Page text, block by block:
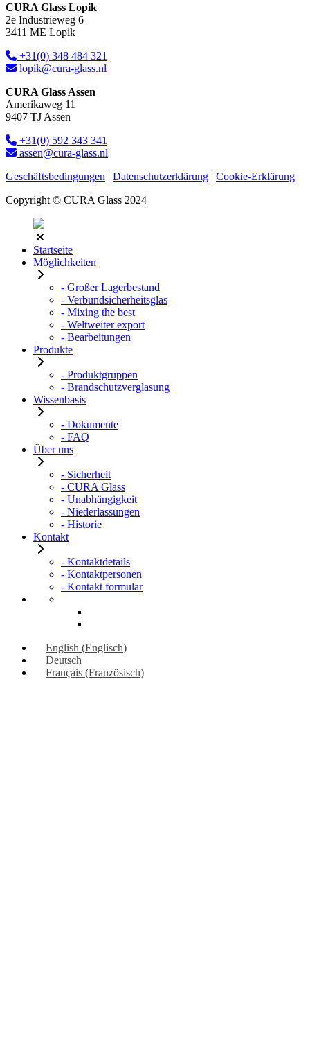
CURA Glass Lopik
2e Industrieweg 6
3411 ME Lopik
+31(0) 348 484 321
lopik@cura-glass.nl
CURA Glass Assen
Amerikaweg 11
9407 TJ Assen
+31(0) 592 343 341
assen@cura-glass.nl
Geschäftsbedingungen | Datenschutzerklärung | Cookie-Erklärung
Copyright © CURA Glass 2024
Startseite
Möglichkeiten
- Großer Lagerbestand
- Verbundsicherheitsglas
- Mixing the best
- Weltweiter export
- Bearbeitungen
Produkte
- Produktgruppen
- Brandschutzverglasung
Wissenbasis
- Dokumente
- FAQ
Über uns
- Sicherheit
- CURA Glass
- Unabhängigkeit
- Niederlassungen
- Historie
Kontakt
- Kontaktdetails
- Kontaktpersonen
- Kontakt formular
English (Englisch)
Deutsch
Français (Französisch)